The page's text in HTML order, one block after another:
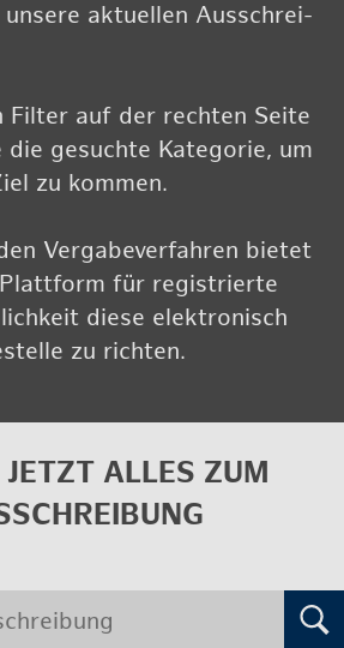
un­se­re ak­tu­el­len Aus­schrei­
Fil­ter auf der rech­ten Seite
die ge­such­te Ka­te­go­rie, um
zu kom­men.
Ver­ga­be­ver­fah­ren bie­tet
für re­gis­trier­te
diese elek­tro­nisch
zu rich­ten.
ALLES ZUM